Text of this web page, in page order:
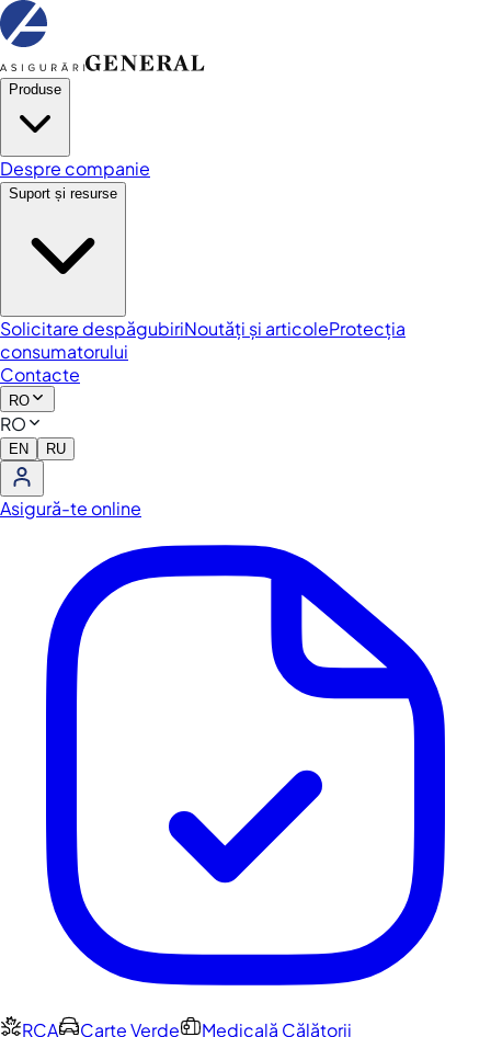
Produse
Despre companie
Suport și resurse
Solicitare despăgubiriNoutăți și articoleProtecția
consumatorului
Contacte
RO
RO
EN RU
Asigură-te online
RCA Carte Verde Medicală Călătorii